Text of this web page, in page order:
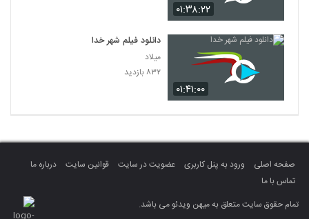
۰۱:۳۸:۲۲
۰۱:۴۱:۰۰
دانلود فیلم شهر خدا
میلاد
۸۳۲ بازدید
صفحه اصلی ورود به پنل کاربری عضویت در سایت قوانین سایت
درباره ما
تماس با ما
تمام حقوق سایت متعلق به میهن ویدئو می باشد.